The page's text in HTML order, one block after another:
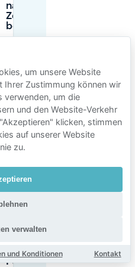
nach
Zeitintervallen
bepreist?
private
Parkplätze
im Voraus
für
Zuiderhaven
buchen?
Tagesparkplätze
in der Nähe von
Zuiderhaven,
mehrere
Gibt es
Parkmöglichkeiten
um unsere Website
Zustimmung können wir
verwenden, um die
und den Website-Verkehr
klicken, stimmen
auf unserer Website
zu.
verwalten
und Konditionen Kontakt